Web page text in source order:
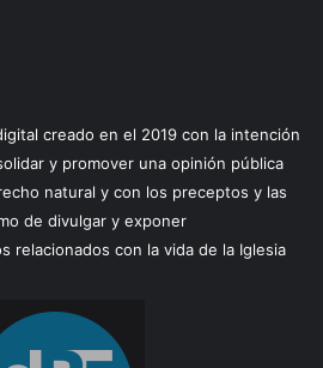
creado en el 2019 con la intención
y promover una opinión pública
natural y con los preceptos y las
de divulgar y exponer
relacionados con la vida de la Iglesia